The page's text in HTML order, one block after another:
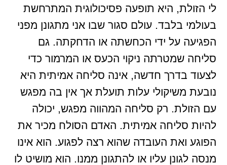
לי הזולת, היא תופעה פסיכולוגית המתרחשת
בעולמי בלבד. עולם סגור שבו אני מתגונן מפני
הפגיעה על ידי הכחשתה או הדחקתה. גם
סליחה שמטרתה ניקוי הכעס או המרמור כדי
לצעוד בדרך חדשה, אינה סליחה אמיתית היא
נובעת משיקולי עלות תועלת אך אין בה מפגש
עם הזולת. רק סליחה המהווה מפגש, יכולה
להיות סליחה אמיתית. האדם הסולח מכיר את
הפוגע ואת העובדה שהוא רצה לפגוע. הוא אינו
מנסה לגונן עליו או להתגונן ממנו. הוא מושיט לו